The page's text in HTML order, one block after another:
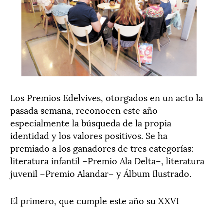
Los Premios Edelvives, otorgados en un acto la
pasada semana, reconocen este año
especialmente la búsqueda de la propia
identidad y los valores positivos. Se ha
premiado a los ganadores de tres categorías:
literatura infantil –Premio Ala Delta–, literatura
juvenil –Premio Alandar– y Álbum Ilustrado.
El primero, que cumple este año su XXVI